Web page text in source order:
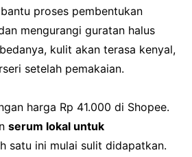
proses pembentukan
mengurangi guratan halus
kulit akan terasa kenyal,
setelah pemakaian.
harga Rp 41.000 di Shopee.
serum lokal untuk
h satu ini mulai sulit didapatkan.